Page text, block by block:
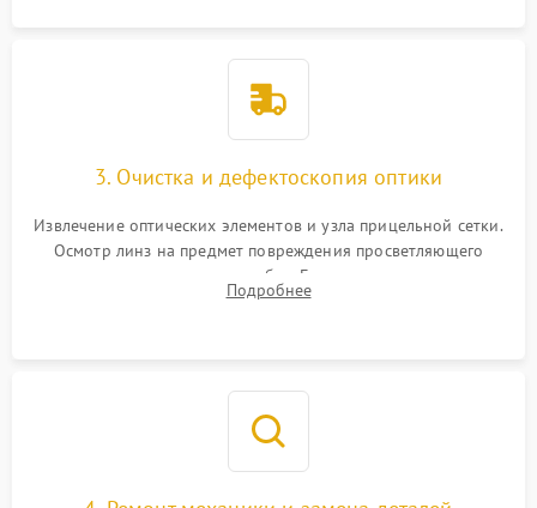
3. Очистка и дефектоскопия оптики
Извлечение оптических элементов и узла прицельной сетки.
Осмотр линз на предмет повреждения просветляющего
покрытия или появления грибка. Бережная очистка стекол
спецрастворами. Проверка целостности гравированной
Подробнее